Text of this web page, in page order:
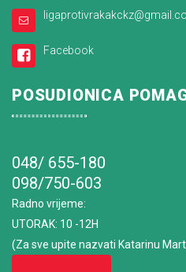
Facebook
POSUDIONICA
048/ 655-180
098/750-603
Radno vrijeme:
UTORAK: 10 -12H
(Za sve upite nazvati Katarinu